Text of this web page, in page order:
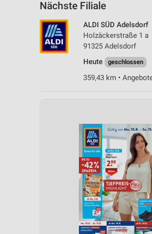
Nächste Filiale
ALDI SÜD Adelsdorf
Holzäckerstraße 1 a
91325 Adelsdorf
Heute
geschlossen
359,43 km •